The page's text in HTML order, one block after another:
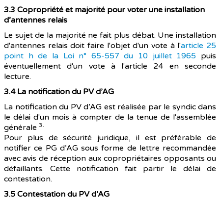
3.3 Copropriété et majorité pour voter une installation
d’antennes relais
Le sujet de la majorité ne fait plus débat. Une installation
d'antennes relais doit faire l'objet d'un vote à l'article 25
point h de la Loi n° 65-557 du 10 juillet 1965 puis
éventuellement d'un vote à l'article 24 en seconde
lecture.
3.4 La notification du PV d’AG
La notification du PV d’AG est réalisée par le syndic dans
le délai d'un mois à compter de la tenue de l'assemblée
générale 3.
Pour plus de sécurité juridique, il est préférable de
notifier ce PG d’AG sous forme de lettre recommandée
avec avis de réception aux copropriétaires opposants ou
défaillants. Cette notification fait partir le délai de
contestation.
3.5 Contestation du PV d’AG